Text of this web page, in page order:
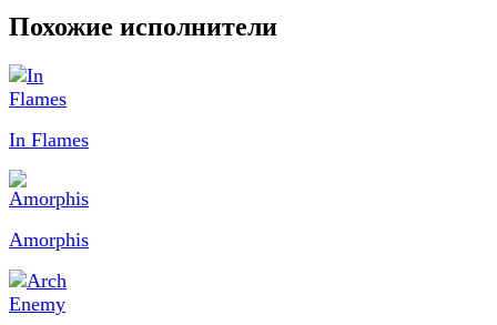
Похожие исполнители
In Flames
Amorphis